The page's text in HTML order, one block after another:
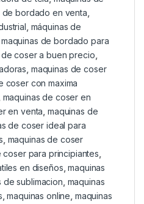
de bordado en venta
máquinas de
maquinas de bordado para
de coser a buen precio
maquinas de coser
coser con maxima
maquinas de coser en
en venta ,maquinas de
de coser ideal para
maquinas de coser
coser para principiantes
en diseños ,maquinas
de sublimacion maquinas
,maquinas online maquinas